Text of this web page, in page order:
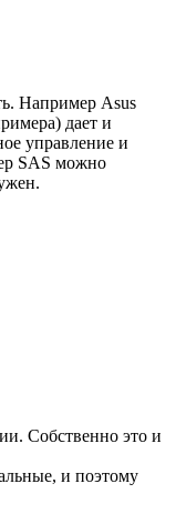
Например Asus
дает и
управление и
SAS можно
Собственно это и
и поэтому